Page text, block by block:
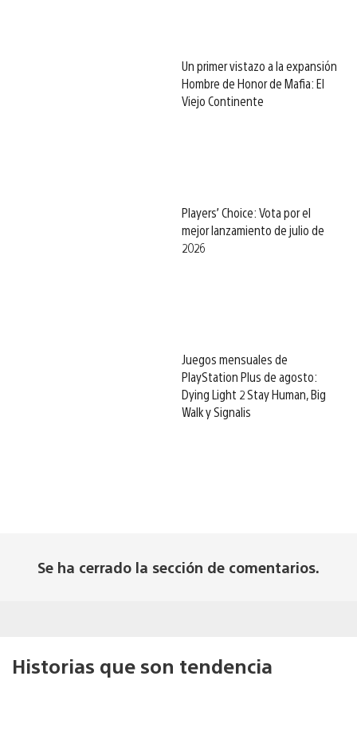
Un primer vistazo a la expansión
Hombre de Honor de Mafia: El
Viejo Continente
Players’ Choice: Vota por el
mejor lanzamiento de julio de
2026
Juegos mensuales de
PlayStation Plus de agosto:
Dying Light 2 Stay Human, Big
Walk y Signalis
Se ha cerrado la sección de comentarios.
Historias que son tendencia